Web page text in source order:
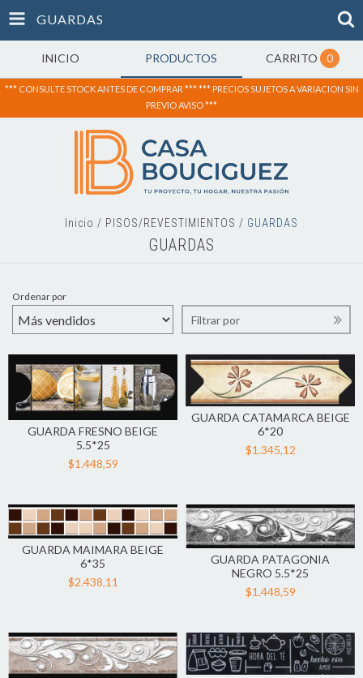
GUARDAS
INICIO PRODUCTOS CARRITO 0
*** CONSULTE STOCK ANTES DE COMPRAR *** *** PRECIOS SUJETOS A VARIACION SIN
PREVIO AVISO ***
Inicio / PISOS/REVESTIMIENTOS / GUARDAS
GUARDAS
Ordenar por
Filtrar por
GUARDA FRESNO BEIGE
5.5*25
$1.448,59
GUARDA CATAMARCA BEIGE
6*20
$1.345,12
GUARDA MAIMARA BEIGE
6*35
$2.438,11
GUARDA PATAGONIA
NEGRO 5.5*25
$1.448,59